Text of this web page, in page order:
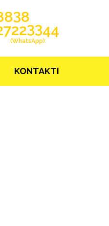
38
3344
(WhatsApp)
KONTAKTI